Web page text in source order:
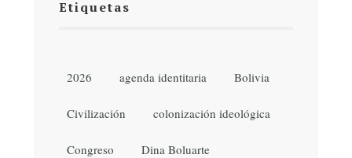
Etiquetas
2026 agenda identitaria Bolivia
Civilización colonización ideológica
Congreso Dina Boluarte